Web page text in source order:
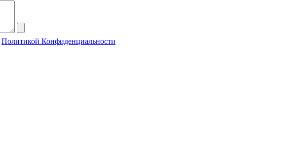
Политикой Конфиденциальности